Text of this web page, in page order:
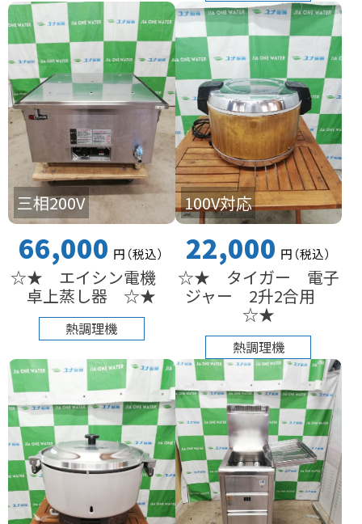
三相200V
66,000 円（税込）
☆★ エイシン電機
卓上蒸し器 ☆★
熱調理機
100V対応
22,000 円（税込）
☆★ タイガー 電子
ジャー 2升2合用
☆★
熱調理機